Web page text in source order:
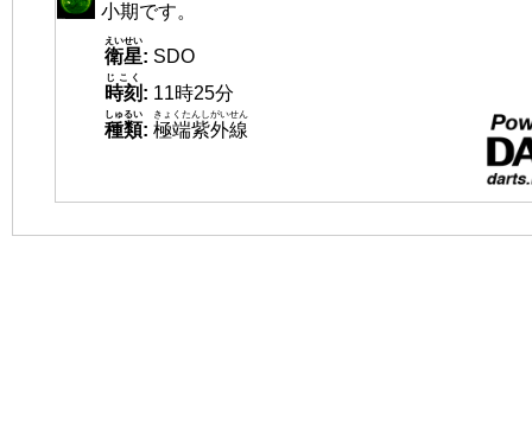
小期です。
衛星
えいせい
: SDO
時刻
じこく
: 11時25分
種類
しゅるい
: 極端紫外線
きょくたんしがいせん